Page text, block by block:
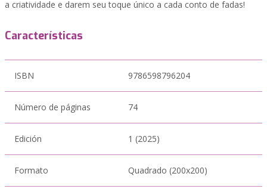
a criatividade e darem seu toque único a cada conto de fadas!
Características
ISBN 9786598796204
Número de páginas 74
Edición 1 (2025)
Formato Quadrado (200x200)